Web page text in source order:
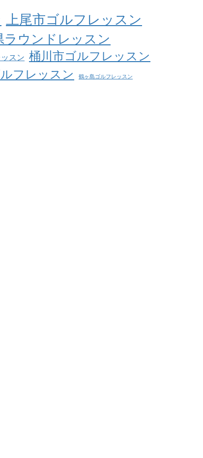
上尾市ゴルフレッスン
ラウンドレッスン
スン 桶川市ゴルフレッスン
フレッスン 鶴ヶ島ゴルフレッスン